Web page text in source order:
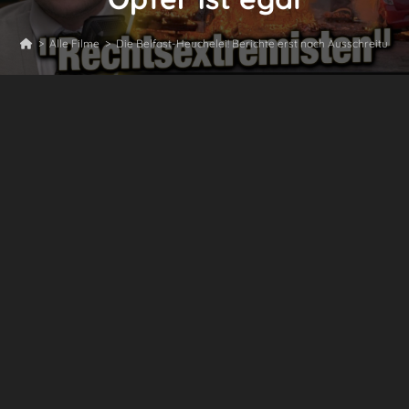
> Alle Filme > Die Belfast-Heuchelei! Berichte erst nach